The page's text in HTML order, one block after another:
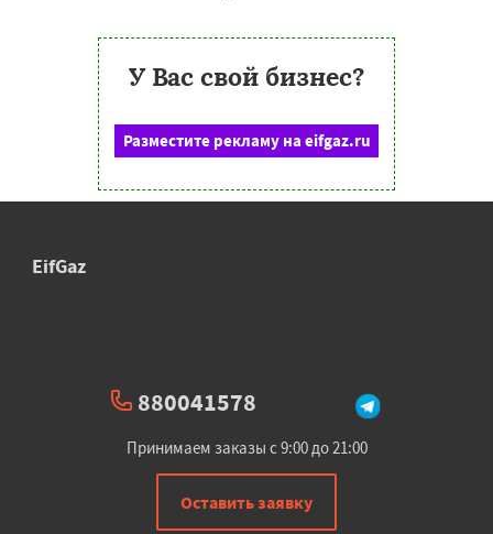
У Вас свой бизнес?
Разместите рекламу на eifgaz.ru
EifGaz
880041578
Принимаем заказы с 9:00 до 21:00
Оставить заявку